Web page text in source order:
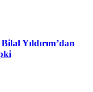
Yıldırım’dan